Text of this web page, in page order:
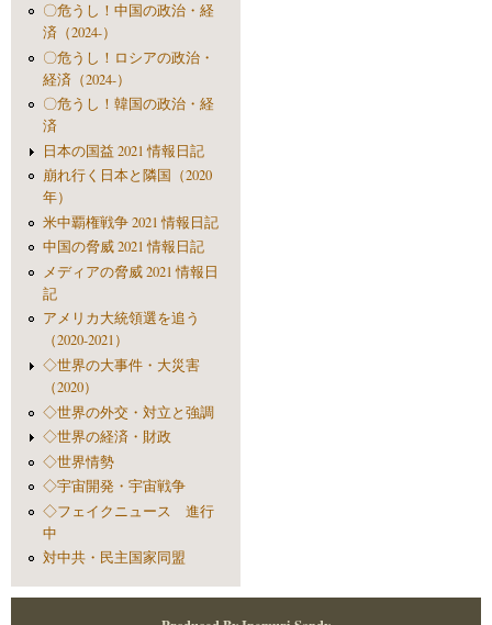
〇危うし！中国の政治・経
済（2024-）
〇危うし！ロシアの政治・
経済（2024-）
〇危うし！韓国の政治・経
済
日本の国益 2021 情報日記
崩れ行く日本と隣国（2020
年）
米中覇権戦争 2021 情報日記
中国の脅威 2021 情報日記
メディアの脅威 2021 情報日
記
アメリカ大統領選を追う
（2020-2021）
◇世界の大事件・大災害
（2020）
◇世界の外交・対立と強調
◇世界の経済・財政
◇世界情勢
◇宇宙開発・宇宙戦争
◇フェイクニュース 進行
中
対中共・民主国家同盟